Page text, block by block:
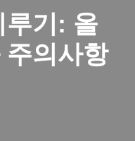
루기: 올
주의사항